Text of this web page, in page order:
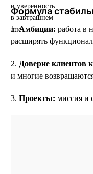
Формула
1.Амбиции: работа в
расширять
2. Доверие клиентов
и многие
3. Проекты: миссия и